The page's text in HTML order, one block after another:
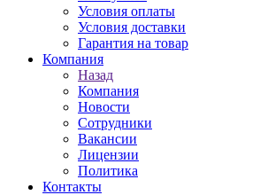
Условия оплаты
Условия доставки
Гарантия на товар
Компания
Назад
Компания
Новости
Сотрудники
Вакансии
Лицензии
Политика
Контакты